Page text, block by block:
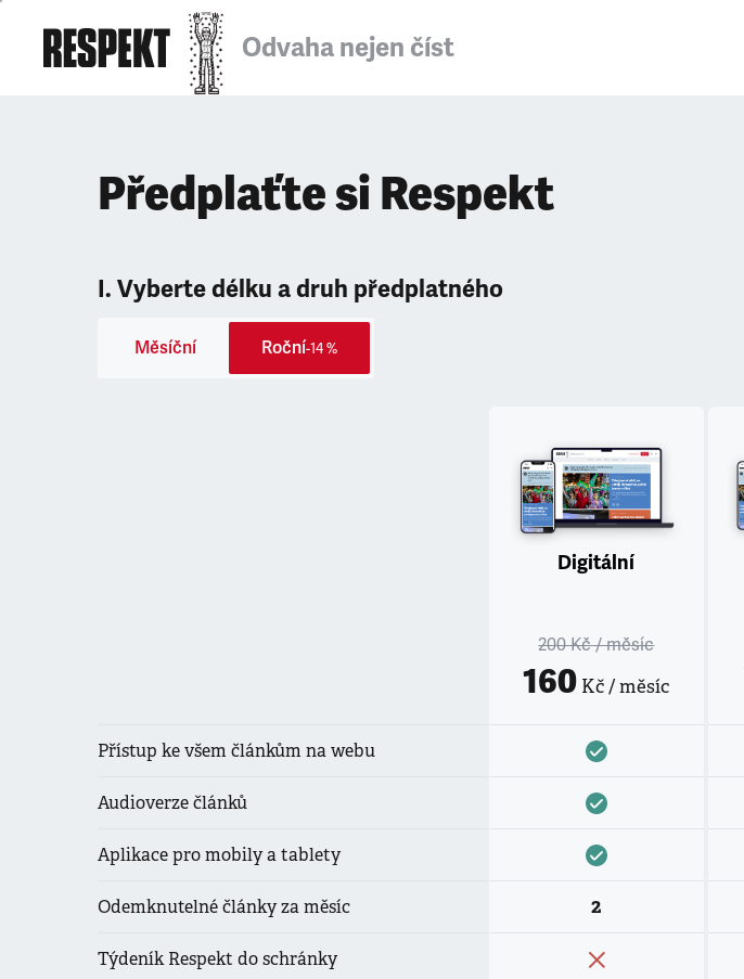
Odvaha nejen číst
Předplaťte si Respekt
I. Vyberte délku a druh předplatného
Měsíční Roční-14 %
Přístup ke všem článkům na webu
Audioverze článků
Aplikace pro mobily a tablety
Odemknutelné články za měsíc
Týdeník Respekt do schránky
Digitální
200 Kč/ měsíc
160 Kč / měsíc
2